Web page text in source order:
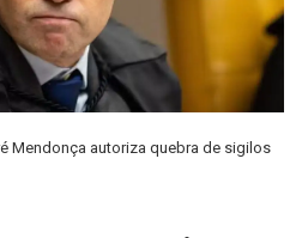
Mendonça autoriza quebra de sigilos